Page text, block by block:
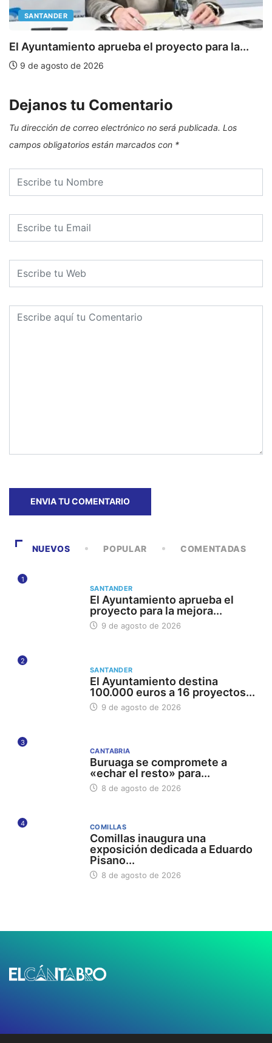
SANTANDER
El Ayuntamiento aprueba el proyecto para la...
9 de agosto de 2026
Dejanos tu Comentario
Tu dirección de correo electrónico no será publicada. Los
campos obligatorios están marcados con *
NUEVOS POPULAR COMENTADAS
1
SANTANDER
El Ayuntamiento aprueba el
proyecto para la mejora...
9 de agosto de 2026
2
SANTANDER
El Ayuntamiento destina
100.000 euros a 16 proyectos...
9 de agosto de 2026
3
CANTABRIA
Buruaga se compromete a
«echar el resto» para...
8 de agosto de 2026
4 COMILLAS
Comillas inaugura una
exposición dedicada a Eduardo
Pisano...
8 de agosto de 2026